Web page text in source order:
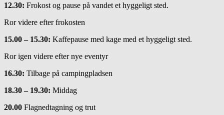
12.30: Frokost og pause på vandet et hyggeligt sted.
Ror videre efter frokosten
15.00 – 15.30: Kaffepause med kage med et hyggeligt sted.
Ror igen videre efter nye eventyr
16.30: Tilbage på campingpladsen
18.30 – 19.30: Middag
20.00 Flagnedtagning og trut